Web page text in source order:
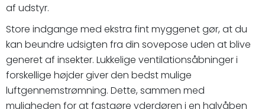
af udstyr.
Store indgange med ekstra fint myggenet gør, at du
kan beundre udsigten fra din sovepose uden at blive
generet af insekter. Lukkelige ventilationsåbninger i
forskellige højder giver den bedst mulige
luftgennemstrømning. Dette, sammen med
muligheden for at fastgøre yderdøren i en halvåben